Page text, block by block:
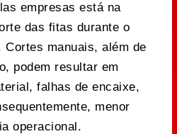
empresas está na
das fitas durante o
Cortes manuais, além de
podem resultar em
falhas de encaixe,
menor
operacional.